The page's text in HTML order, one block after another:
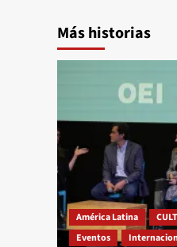
Más historias
América Latina
Eventos